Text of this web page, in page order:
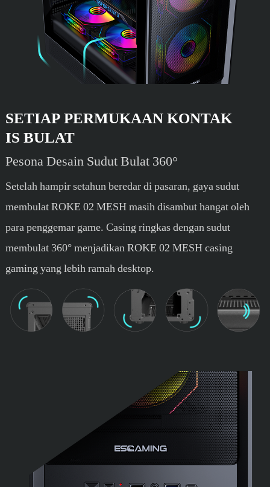
SETIAP PERMUKAAN KONTAK
IS BULAT
Pesona Desain Sudut Bulat 360°
Setelah hampir setahun beredar di pasaran, gaya sudut
membulat ROKE 02 MESH masih disambut hangat oleh
para penggemar game. Casing ringkas dengan sudut
membulat 360° menjadikan ROKE 02 MESH casing
gaming yang lebih ramah desktop.